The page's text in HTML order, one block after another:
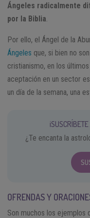
Ángeles radicalmente
por la Biblia
Por ello, el Ángel de la
Ángeles que, si bien no
cristianismo, en los
aceptación en un sector
un día de la semana, una
¿Te encanta la
OFRENDAS Y
Son muchos los ejemplos